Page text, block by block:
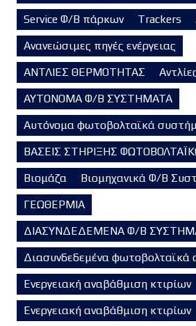
Service Φ/Β πάρκων
Trackers
Ανανεώσιμες πηγές ενέργειας
ΑΝΤΛΙΕΣ ΘΕΡΜΟΤΗΤΑΣ
ΑΥΤΟΝΟΜΑ Φ/Β ΣΥΣΤΗΜΑΤΑ
Αυτόνομα φωτοβολταϊκά
ΒΑΣΕΙΣ ΣΤΗΡΙΞΗΣ
Βιομάζα
Βιομηχανικά Φ/Β
ΓΕΩΘΕΡΜΙΑ
ΔΙΑΣΥΝΔΕΔΕΜΕΝΑ Φ/Β
Διασυνδεδεμένα φωτοβολταϊκά
Ενεργειακή αναβάθμιση κτιρίων
Ενεργειακή αναβάθμιση κτιρίων